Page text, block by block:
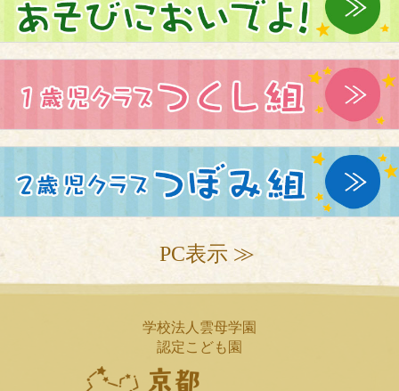
PC表示 ≫
学校法人雲母学園
認定こども園